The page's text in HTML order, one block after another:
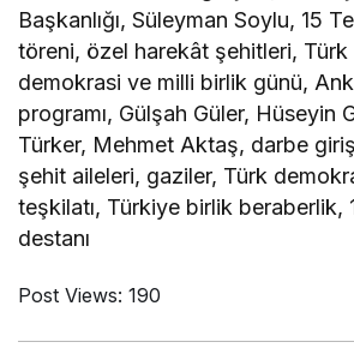
Başkanlığı, Süleyman Soylu, 15
töreni, özel harekât şehitleri, Türk
demokrasi ve milli birlik günü,
programı, Gülşah Güler, Hüseyin
Türker, Mehmet Aktaş, darbe
şehit aileleri, gaziler, Türk
teşkilatı, Türkiye birlik beraberlik,
destanı
Post Views: 190